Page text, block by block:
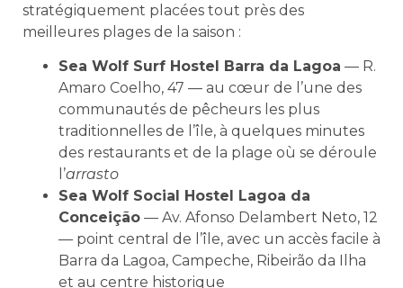
stratégiquement placées tout près des
meilleures plages de la saison :
Sea Wolf Surf Hostel Barra da Lagoa — R.
Amaro Coelho, 47 — au cœur de l’une des
communautés de pêcheurs les plus
traditionnelles de l’île, à quelques minutes
des restaurants et de la plage où se déroule
l’arrasto
Sea Wolf Social Hostel Lagoa da
Conceição — Av. Afonso Delambert Neto, 12
— point central de l’île, avec un accès facile à
Barra da Lagoa, Campeche, Ribeirão da Ilha
et au centre historique